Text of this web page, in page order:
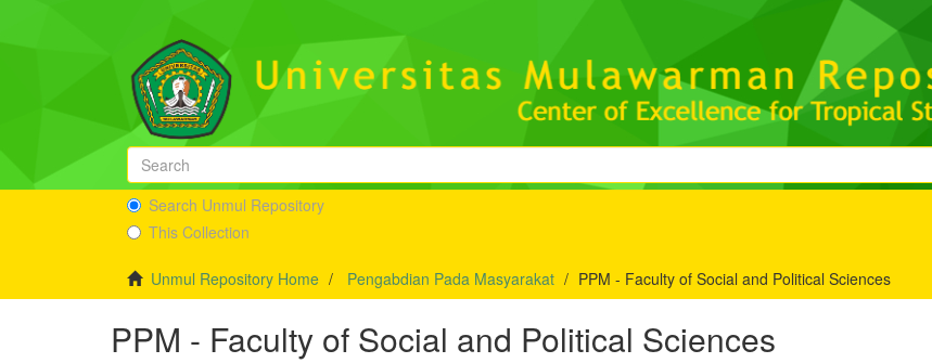
Search Unmul Repository
This Collection
Unmul Repository Home Pengabdian Pada Masyarakat PPM - Faculty of Social and Political Sciences
PPM - Faculty of Social and Political Sciences